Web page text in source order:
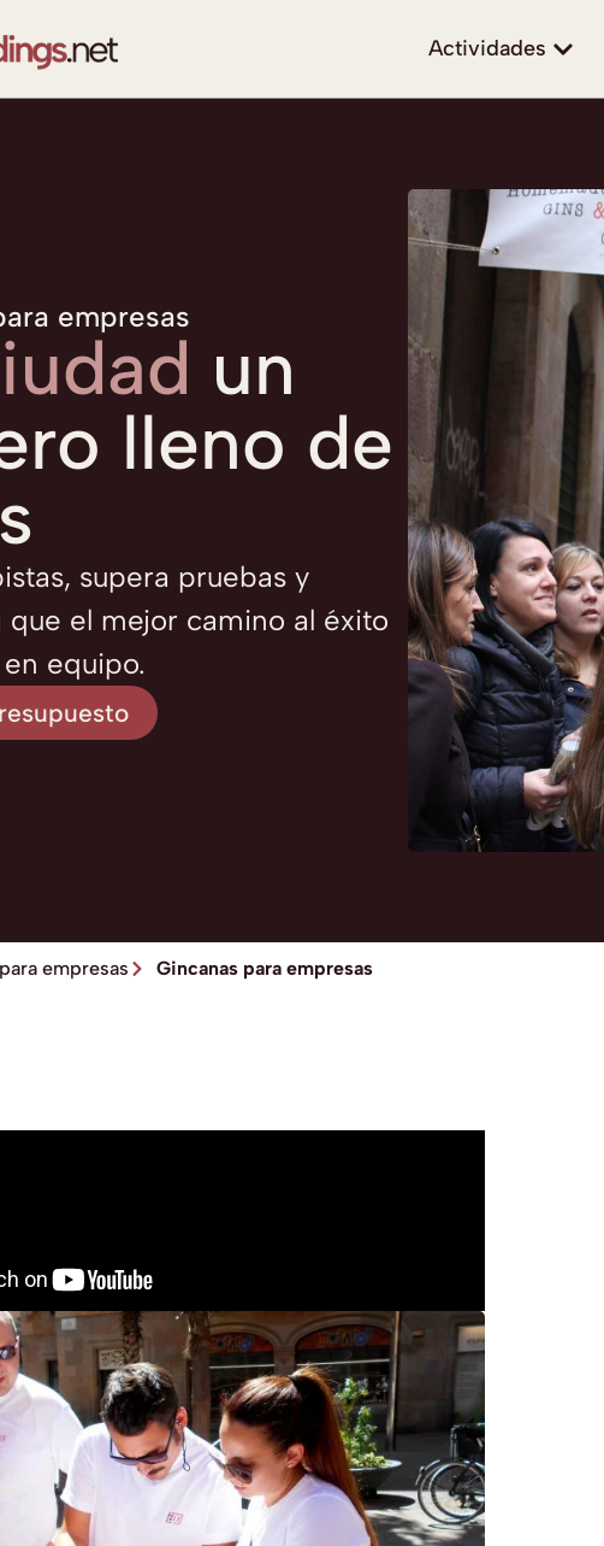
Actividades
empresas
un
lleno de
supera pruebas y
que el mejor camino al éxito
equipo.
empresas Gincanas para empresas